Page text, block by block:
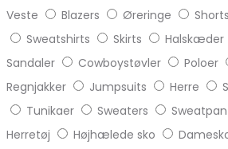
Veste
Blazers Øreringe Shorts
Sweatshirts
Skirts Halskæder
Sandaler
Cowboystøvler Poloer
Regnjakker
Jumpsuits Herre
Tunikaer
Sweaters
Herretøj
Højhælede sko